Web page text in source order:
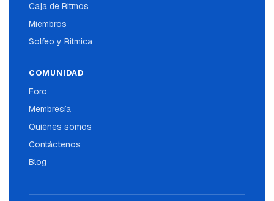
Caja de Ritmos
Miembros
Solfeo y Ritmica
COMUNIDAD
Foro
Membresía
Quiénes somos
Contáctenos
Blog